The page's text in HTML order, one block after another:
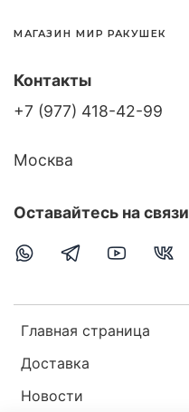
МАГАЗИН МИР РАКУШЕК
Главная страница
Доставка
Новости
Контакты
+7 (977) 418-42-99
Москва
Оставайтесь на связи